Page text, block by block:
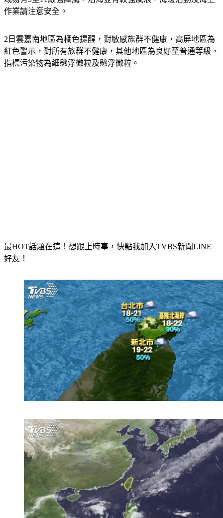
作業請注意安全。
2日雲嘉南地區為橘色提醒，對敏感族群不健康，高屏地區為
紅色警示，對所有族群不健康，其他地區為良好至普通等級，
指標污染物為細懸浮微粒及懸浮微粒。
最HOT話題在這！想跟上時事，快點我加入TVBS新聞LINE
好友！